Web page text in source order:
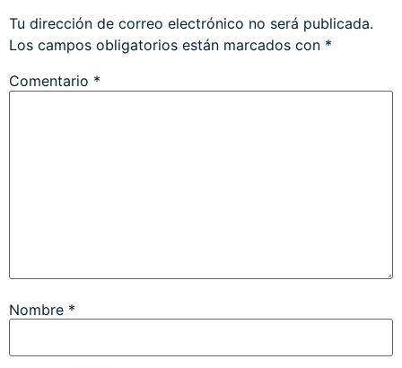
Tu dirección de correo electrónico no será publicada.
Los campos obligatorios están marcados con *
Comentario *
Nombre *